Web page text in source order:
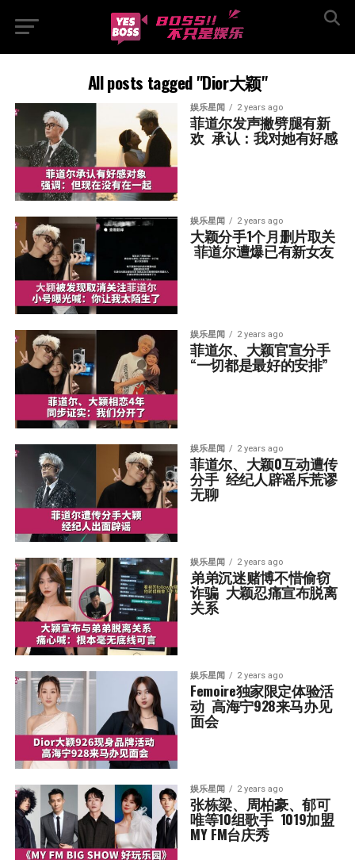
All posts tagged "Dior大颖"
娱乐星闻 2 years ago
菲道尔发声撇劈腿有新
欢  承认：我对她有好感
娱乐星闻 2 years ago
大颖分手1个月删片取关
菲道尔遭爆已有新女友
娱乐星闻 2 years ago
菲道尔、大颖官宣分手
“一切都是最好的安排”
娱乐星闻 2 years ago
菲道尔、大颖0互动遭传
分手  经纪人辟谣斥荒谬
无聊
娱乐星闻 2 years ago
弟弟沉迷赌博不惜偷窃
诈骗  大颖忍痛宣布脱离
关系
娱乐星闻 2 years ago
Femoire独家限定体验活
动  高海宁928来马办见
面会
娱乐星闻 2 years ago
张栋梁、周柏豪、郁可
唯等10组歌手  1019加盟
MY FM台庆秀